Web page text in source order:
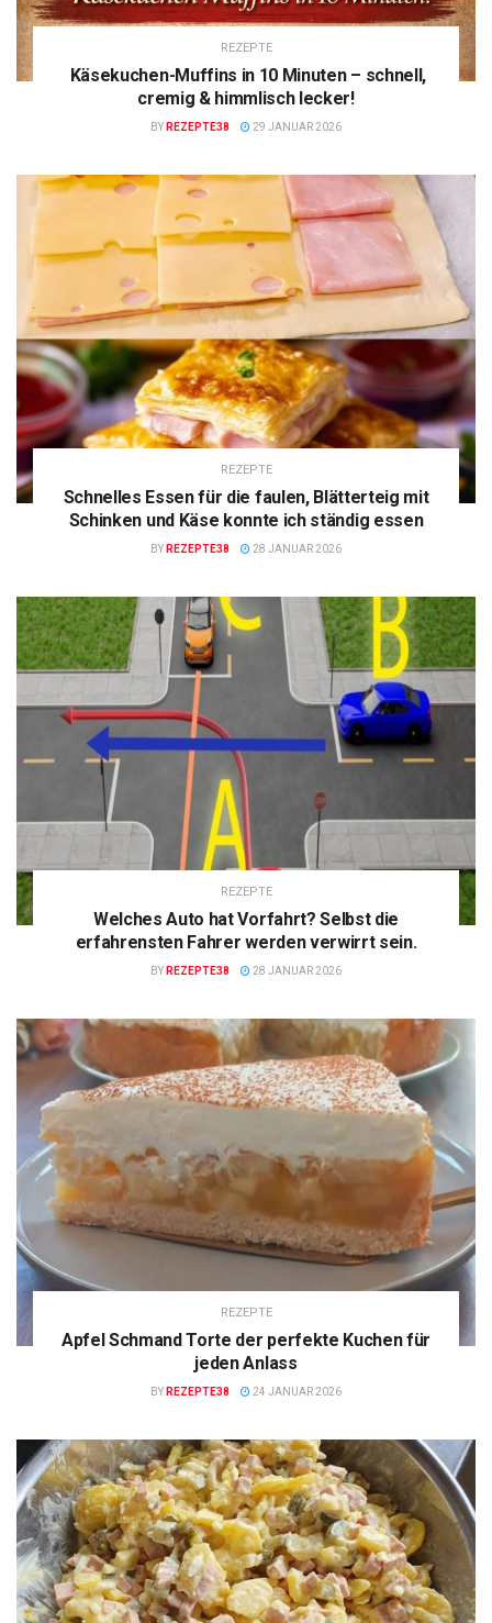
REZEPTE
Käsekuchen-Muffins in 10 Minuten – schnell,
cremig & himmlisch lecker!
BY REZEPTE38 29 JANUAR 2026
REZEPTE
Schnelles Essen für die faulen, Blätterteig mit
Schinken und Käse konnte ich ständig essen
BY REZEPTE38 28 JANUAR 2026
REZEPTE
Welches Auto hat Vorfahrt? Selbst die
erfahrensten Fahrer werden verwirrt sein.
BY REZEPTE38 28 JANUAR 2026
REZEPTE
Apfel Schmand Torte der perfekte Kuchen für
jeden Anlass
BY REZEPTE38 24 JANUAR 2026